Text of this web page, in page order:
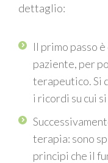
dettaglio:
Il primo passo
paziente, per
terapeutico. Si
i ricordi su cui
terapia: sono
principi che il